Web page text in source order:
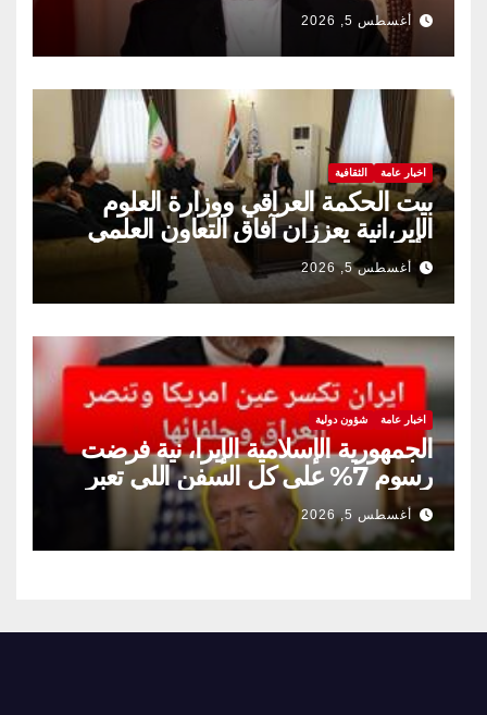
أغسطس 5, 2026
اخبار عامة الثقافية
بيت الحكمة العراقي ووزارة العلوم
الإير،انية يعززان آفاق التعاون العلمي
والثقافي.
أغسطس 5, 2026
اخبار عامة شؤون دولية
الجمهورية الإسلامية الإيرا، نية فرضت
رسوم 7% على كل السفن اللي تعبر
مضيق هرمز
أغسطس 5, 2026